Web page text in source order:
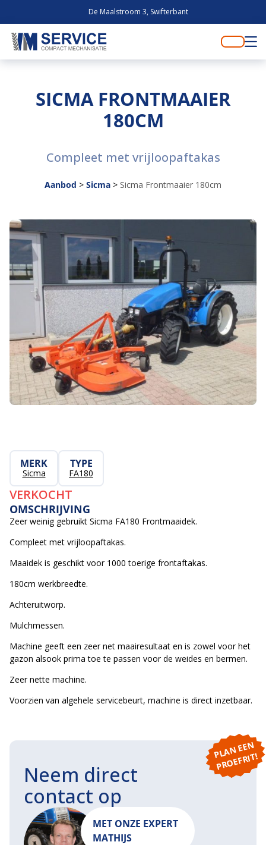
De Maalstroom 3, Swifterbant
SICMA FRONTMAAIER
180CM
Compleet met vrijloopaftakas
Aanbod > Sicma > Sicma Frontmaaier 180cm
MERK
Sicma
TYPE
FA180
VERKOCHT
OMSCHRIJVING
Zeer weinig gebruikt Sicma FA180 Frontmaaidek.
Compleet met vrijloopaftakas.
Maaidek is geschikt voor 1000 toerige frontaftakas.
180cm werkbreedte.
Achteruitworp.
Mulchmessen.
Machine geeft een zeer net maairesultaat en is zowel voor het
gazon alsook prima toe te passen voor de weides en bermen.
Zeer nette machine.
Voorzien van algehele servicebeurt, machine is direct inzetbaar.
P
L
A
N
E
E
N
P
R
O
E
F
RI
T!
Neem direct
contact op
MET ONZE EXPERT
MATHIJS